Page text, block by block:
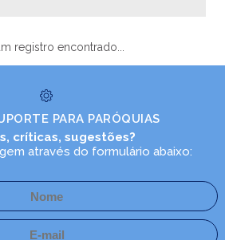
registro encontrado...
PARA PARÓQUIAS
críticas, sugestões?
através do formulário abaixo: